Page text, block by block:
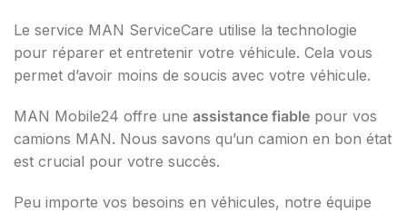
Le service MAN ServiceCare utilise la technologie
pour réparer et entretenir votre véhicule. Cela vous
permet d’avoir moins de soucis avec votre véhicule.
MAN Mobile24 offre une assistance fiable pour vos
camions MAN. Nous savons qu’un camion en bon état
est crucial pour votre succès.
Peu importe vos besoins en véhicules, notre équipe